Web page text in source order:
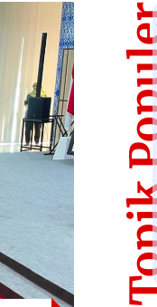
Gubernur Suhardi